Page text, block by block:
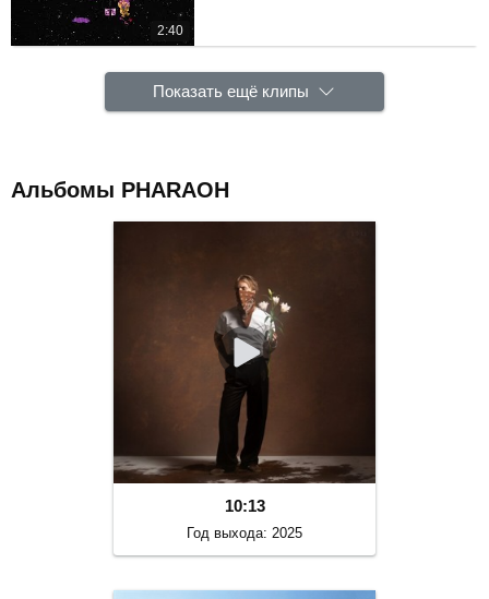
2:40
Показать ещё клипы
Альбомы PHARAOH
10:13
Год выхода: 2025